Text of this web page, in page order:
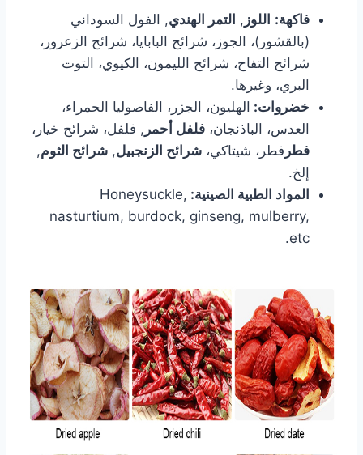
فاكهة: اللوز , التمر الهندي, الفول السوداني
(بالقشور)، الجوز، شرائح البابايا، شرائح الزعرور،
شرائح التفاح، شرائح الليمون، الكيوي، التوت
البري، وغيرها.
خضروات: الهليون، الجزر، الفاصوليا الحمراء،
العدس، الباذنجان، فلفل أحمر , فلفل، شرائح خيار،
فطر فطر، شيتاكي، شرائح الزنجبيل, شرائح الثوم,
إلخ.
المواد الطبية الصينية: Honeysuckle,
nasturtium, burdock, ginseng, mulberry,
etc.